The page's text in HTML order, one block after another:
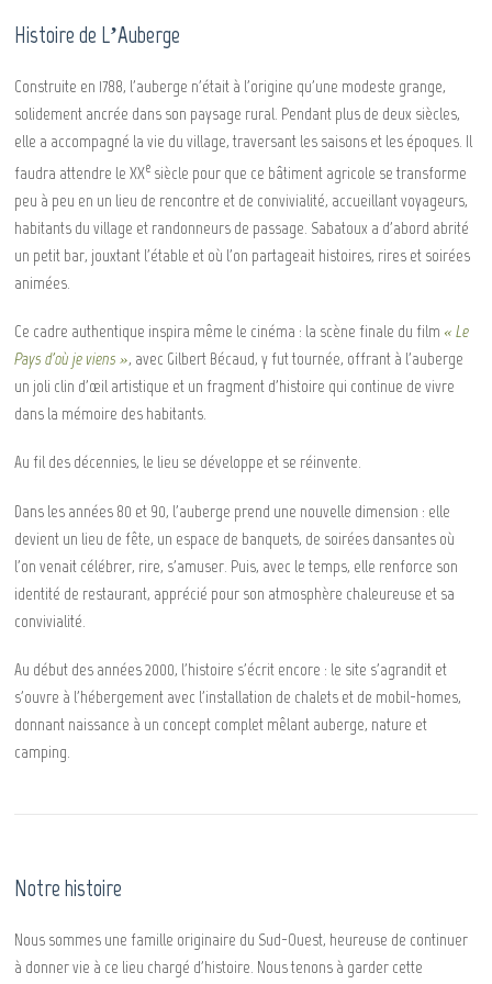
Histoire de L’Auberge
Construite en 1788, l'auberge n'était à l'origine qu'une modeste grange,
solidement ancrée dans son paysage rural. Pendant plus de deux siècles,
elle a accompagné la vie du village, traversant les saisons et les époques. Il
faudra attendre le XXesiècle pour que ce bâtiment agricole se transforme
peu à peu en un lieu de rencontre et de convivialité, accueillant voyageurs,
habitants du village et randonneurs de passage. Sabatoux a d'abord abrité
un petit bar, jouxtant l'étable et où l'on partageait histoires, rires et soirées
animées.
Ce cadre authentique inspira même le cinéma : la scène finale du film « Le
Pays d'où je viens », avec Gilbert Bécaud, y fut tournée, offrant à l'auberge
un joli clin d'œil artistique et un fragment d'histoire qui continue de vivre
dans la mémoire des habitants.
Au fil des décennies, le lieu se développe et se réinvente.
Dans les années 80 et 90, l'auberge prend une nouvelle dimension : elle
devient un lieu de fête, un espace de banquets, de soirées dansantes où
l'on venait célébrer, rire, s'amuser. Puis, avec le temps, elle renforce son
identité de restaurant, apprécié pour son atmosphère chaleureuse et sa
convivialité.
Au début des années 2000, l'histoire s'écrit encore : le site s'agrandit et
s'ouvre à l'hébergement avec l'installation de chalets et de mobil-homes,
donnant naissance à un concept complet mêlant auberge, nature et
camping.
Notre histoire
Nous sommes une famille originaire du Sud-Ouest, heureuse de continuer
à donner vie à ce lieu chargé d'histoire. Nous tenons à garder cette